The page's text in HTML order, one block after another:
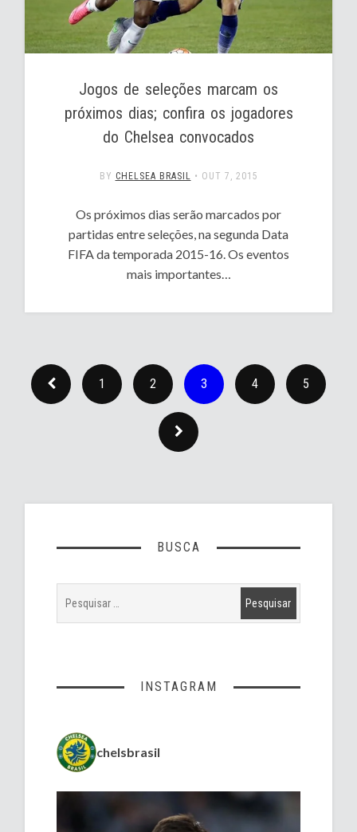
Jogos de seleções marcam os
próximos dias; confira os jogadores
do Chelsea convocados
BY CHELSEA BRASIL • OUT 7, 2015
Os próximos dias serão marcados por
partidas entre seleções, na segunda Data
FIFA da temporada 2015-16. Os eventos
mais importantes…
1 2 3 4 5
BUSCA
INSTAGRAM
chelsbrasil